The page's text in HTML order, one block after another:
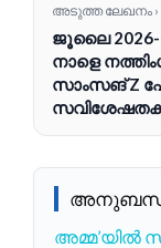
അടുത്ത ലേഖനം ›
ജൂലൈ
നാളെ
സാംസങ് Z
അനുബന്ധ
അമ്മ’യിൽ